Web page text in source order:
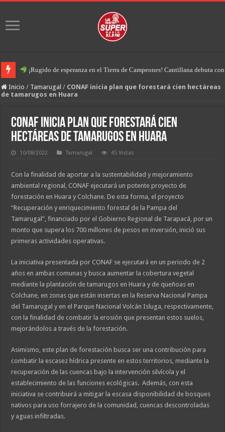
¡Rugido de esperanza en el Tierra de Campeones! Cantillana debuta
Inicio / Tamarugal / CONAF inicia plan que forestará cien hectáreas
de tamarugos en Huara
CONAF inicia plan queforestará cien
hectáreas de tamarugos en Huara
10/08/2022 Tamarugal 45 Vistas
Con la finalidad de aportar a la sustentabilidad y mejoramiento
ambiental regional, CONAF ejecutará un potente proyecto de
forestación en Huara y Colchane. De esta forma, el proyecto
“Recuperación y enriquecimiento forestal de la Pampa del
Tamarugal”, financiado por el Gobierno Regional de Tarapacá, por un
monto que supera los 700 millones de pesos en inversión, inició sus
primeras actividades operativas.
La iniciativa presentada por CONAF se ejecutará en un periodo de 2
años en ambas comunas y busca aumentar la cobertura vegetal
mediante la plantación de tamarugos en Huara y de queñoas en
Colchane, en zonas que están insertas en la Reserva Nacional Pampa
del Tamarugal y en el Parque Nacional Volcán Isluga, respectivamente,
con la finalidad de combatir la erosión que presentan estos suelos,
mejorándolos a través de la forestación.
Asimismo, este plan de forestación busca ser una contribución para
combatir la escasez hídrica presente en estos territorios, mediante la
recuperación de las cuencas bajo la intervención silvícola y el
establecimiento de las funciones ecológicas. Además, con esta
iniciativa se contribuirá a mitigar la escasa disponibilidad de bosques
nativos para uso forrajero de la comunidad, cuencas descontroladas
y aguas infiltradas.